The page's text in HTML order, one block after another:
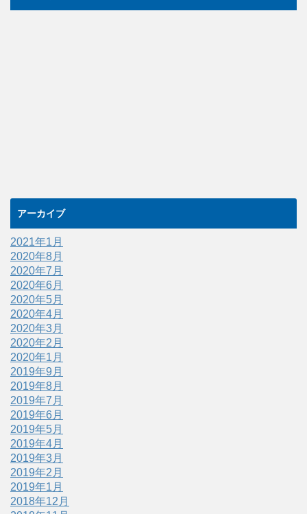
アーカイブ
2021年1月
2020年8月
2020年7月
2020年6月
2020年5月
2020年4月
2020年3月
2020年2月
2020年1月
2019年9月
2019年8月
2019年7月
2019年6月
2019年5月
2019年4月
2019年3月
2019年2月
2019年1月
2018年12月